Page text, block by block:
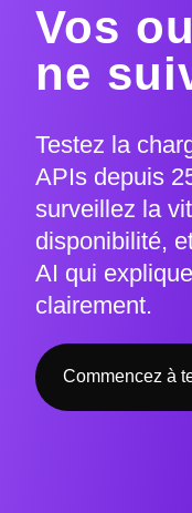
Vos
ne
Testez la
APIs depuis
surveillez la
disponibilité,
AI qui
clairement.
Commencez à